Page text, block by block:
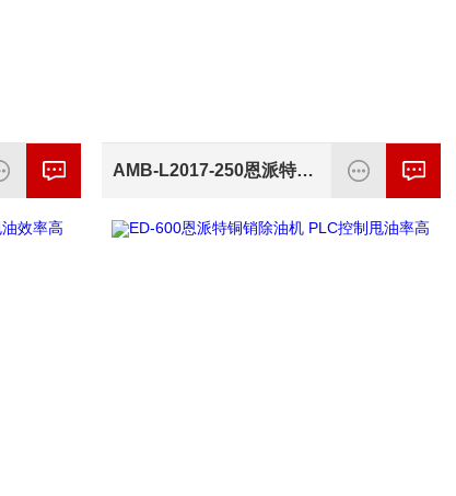
AMB-L2017-250恩派特铝粒脱水机 配置自动冲洗功能